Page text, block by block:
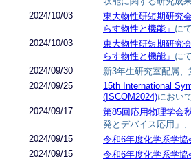
2024/10/03
東大物性研短期研究
らす物性と機能」 に
2024/10/03
東大物性研短期研究
らす物性と機能」 に
2024/09/30
新3年生研究室配属
2024/09/25
15th International
(ISCOM2024)におい
2024/09/17
第85回応用物理学会
発とデバイス応用」
2024/09/15
令和6年度化学系学協
2024/09/15
令和6年度化学系学協